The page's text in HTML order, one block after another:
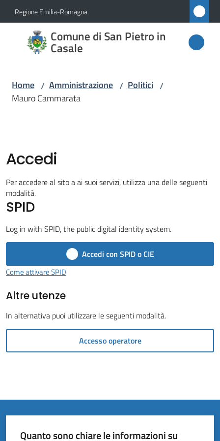
Vai al contenuto
Vai alla navigazione
Vai al footer
Regione Emilia-Romagna
Comune di San Pietro in
Casale
Comune
di San
Casale
Menu selezionato
Novità
Servizi
il
Amministrazione
Trasparente
Tutti
Home / Amministrazione / Politici /
Mauro Cammarata
Accedi
Per accedere al sito a ai suoi servizi, utilizza una delle seguenti
modalità.
SPID
Log in with SPID, the public digital identity system.
Accedi con SPID o CIE
Come attivare SPID
Altre utenze
In alternativa puoi utilizzare le seguenti modalità.
Accesso operatore
Quanto sono chiare le informazioni su